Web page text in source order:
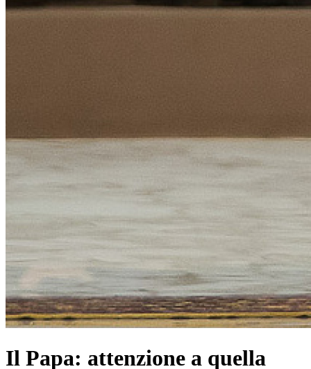
Il Papa: attenzione a quella